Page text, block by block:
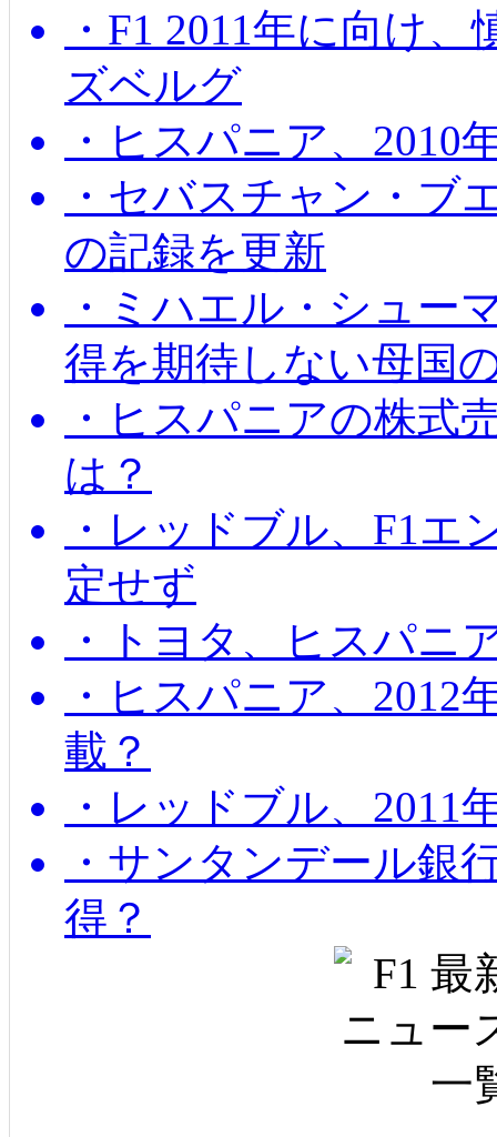
・F1 2011年に向け
ズベルグ
・ヒスパニア、2010
・セバスチャン・ブ
の記録を更新
・ミハエル・シュー
得を期待しない母国
・ヒスパニアの株式
は？
・レッドブル、F1エ
定せず
・トヨタ、ヒスパニ
・ヒスパニア、2012
載？
・レッドブル、2011
・サンタンデール銀
得？